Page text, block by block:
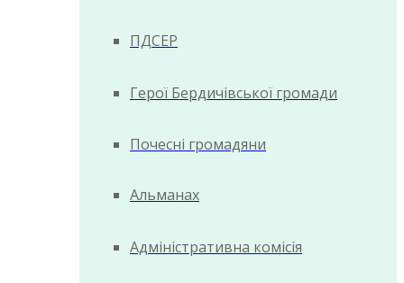
ПДСЕР
Герої Бердичівської громади
Почесні громадяни
Альманах
Адміністративна комісія